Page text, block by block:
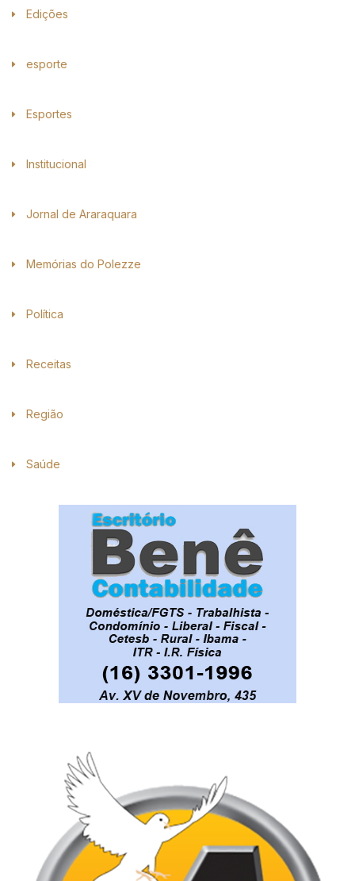
Edições
esporte
Esportes
Institucional
Jornal de Araraquara
Memórias do Polezze
Política
Receitas
Região
Saúde